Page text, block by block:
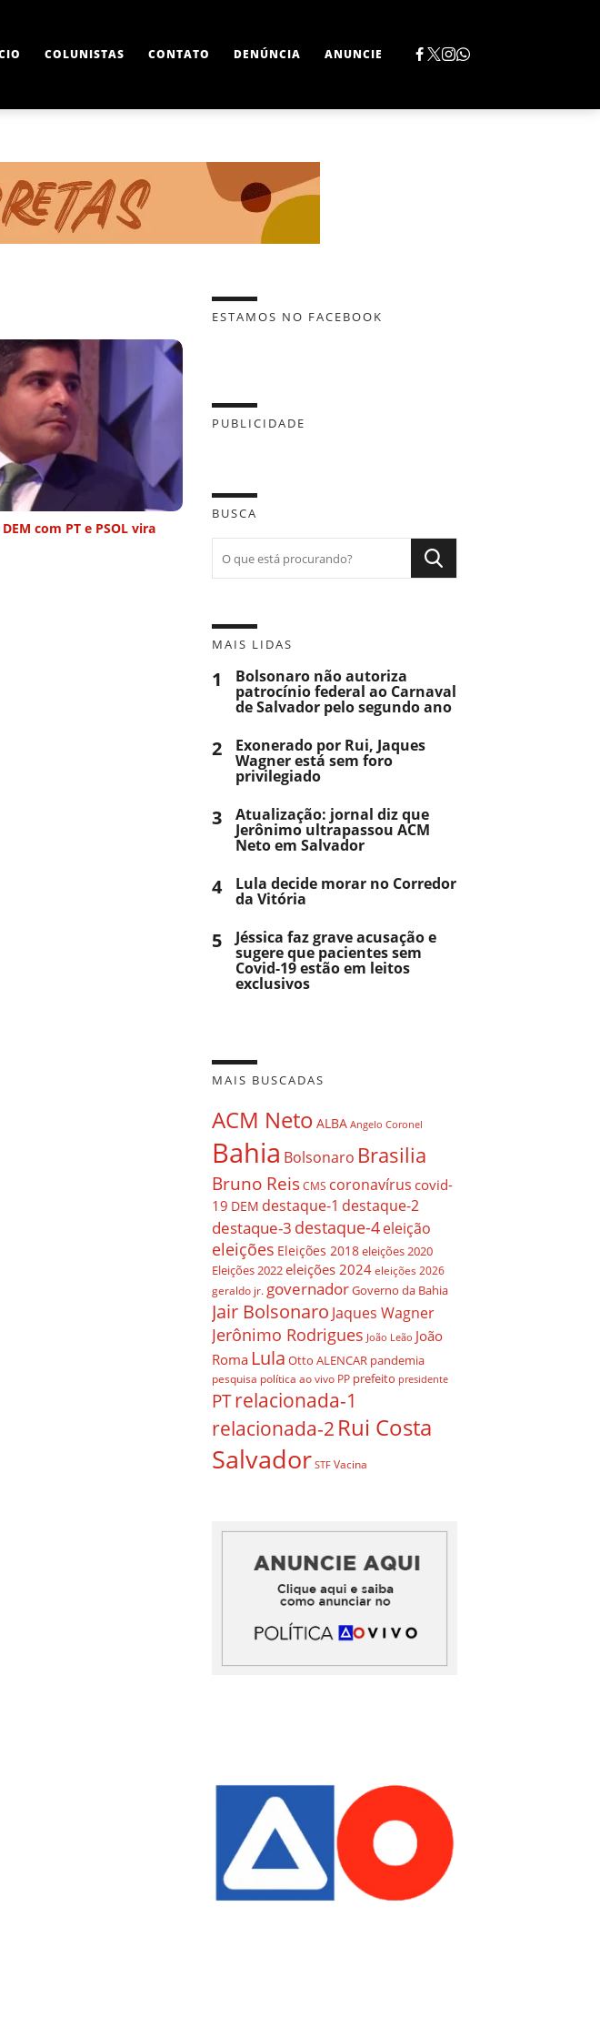
COLUNISTAS CONTATO DENÚNCIA ANUNCIE
com PT e PSOL vira
ESTAMOS NO FACEBOOK
PUBLICIDADE
BUSCA
MAIS LIDAS
1 Bolsonaro não autoriza
patrocínio federal ao Carnaval
de Salvador pelo segundo ano
2 Exonerado por Rui, Jaques
Wagner está sem foro
privilegiado
3 Atualização: jornal diz que
Jerônimo ultrapassou ACM
Neto em Salvador
4 Lula decide morar no Corredor
da Vitória
5 Jéssica faz grave acusação e
sugere que pacientes sem
Covid-19 estão em leitos
exclusivos
MAIS BUSCADAS
ACM Neto ALBA Angelo Coronel
Bahia Bolsonaro Brasilia
Bruno ReisCMS coronavírus covid-
19 DEM destaque-1 destaque-2
destaque-3 destaque-4eleição
eleições Eleições 2018eleições 2020
Eleições 2022eleições 2024 eleições 2026
geraldo jr. governadorGoverno da Bahia
Jair Bolsonaro Jaques Wagner
Jerônimo Rodrigues João Leão João
Roma Lula Otto ALENCAR pandemia
pesquisa política ao vivo PP prefeito presidente
PTrelacionada-1
relacionada-2 Rui Costa
Salvador STF Vacina